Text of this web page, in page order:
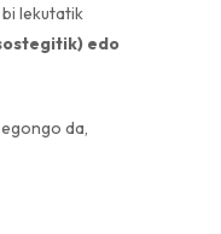
lekutatik
edo
da,